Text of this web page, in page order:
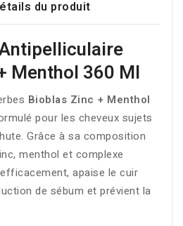
du produit
Menthol 360 Ml
Bioblas Zinc + Menthol
pour les cheveux sujets
Grâce à sa composition
menthol et complexe
apaise le cuir
de sébum et prévient la